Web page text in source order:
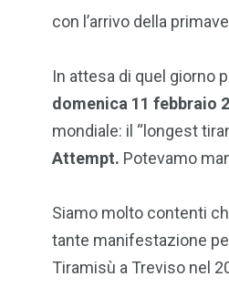
con l’arrivo della
In attesa di quel giorno
domenica 11 febbraio
mondiale: il “longest
Attempt. Potevamo
Siamo molto contenti
tante manifestazione
Tiramisù a Treviso nel